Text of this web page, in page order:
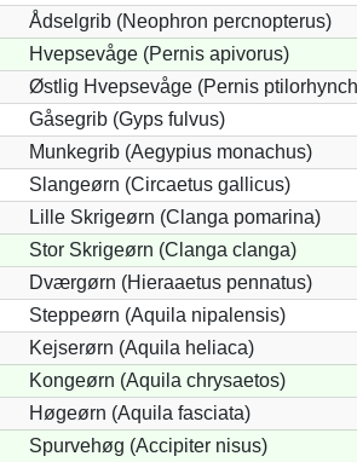
Ådselgrib (Neophron percnopterus)
Hvepsevåge (Pernis apivorus)
Østlig Hvepsevåge (Pernis
Gåsegrib (Gyps fulvus)
Munkegrib (Aegypius monachus)
Slangeørn (Circaetus gallicus)
Lille Skrigeørn (Clanga pomarina)
Stor Skrigeørn (Clanga clanga)
Dværgørn (Hieraaetus pennatus)
Steppeørn (Aquila nipalensis)
Kejserørn (Aquila heliaca)
Kongeørn (Aquila chrysaetos)
Høgeørn (Aquila fasciata)
Spurvehøg (Accipiter nisus)